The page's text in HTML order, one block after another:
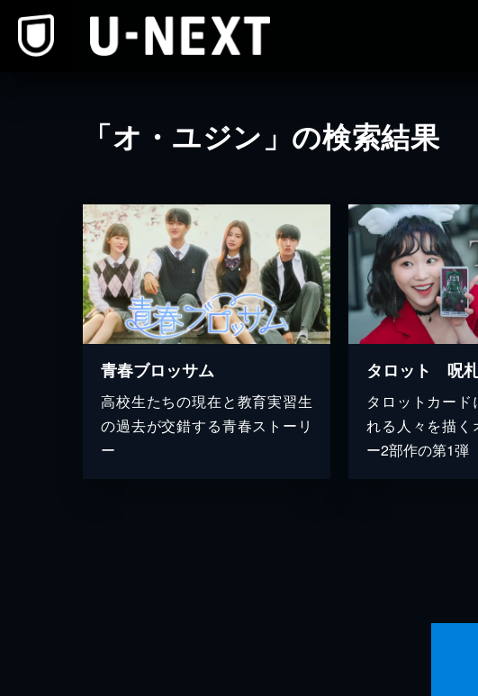
「オ・ユジン」の検索結果
青春ブロッサム
高校生たちの現在と教育実習生
の過去が交錯する青春ストーリ
ー
タロット 呪
タロットカード
れる人々を描く
ー2部作の第1弾